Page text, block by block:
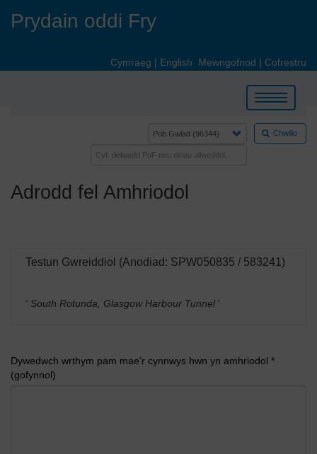
Prydain oddi Fry
Cymraeg | English Mewngofnod | Cofrestru
Toggle
navigation
Chwilio
Adrodd fel Amhriodol
Testun Gwreiddiol (Anodiad: SPW050835 / 583241)
' South Rotunda, Glasgow Harbour Tunnel '
Dywedwch wrthym pam mae’r cynnwys hwn yn amhriodol *
(gofynnol)